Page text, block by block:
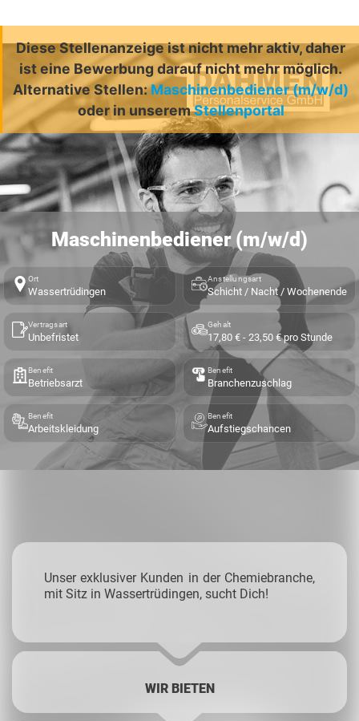
Diese Stellenanzeige ist nicht mehr aktiv, daher
ist eine Bewerbung darauf nicht mehr möglich.
Alternative Stellen:Maschinenbediener (m/w/d)
oder in unseremStellenportal
Maschinenbediener (m/w/d)
Ort
Wassertrüdingen
Anstellungsart
Schicht / Nacht / Wochenende
Vertragsart
Unbefristet
Gehalt
17,80 € - 23,50 € pro Stunde
Benefit
Betriebsarzt
Benefit
Branchenzuschlag
Benefit
Arbeitskleidung
Benefit
Aufstiegschancen
Unser exklusiver Kunden in der Chemiebranche,
mit Sitz in Wassertrüdingen, sucht Dich!
WIR BIETEN